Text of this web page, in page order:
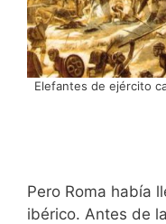
Elefantes de ejército
Pero Roma había
ibérico. Antes de